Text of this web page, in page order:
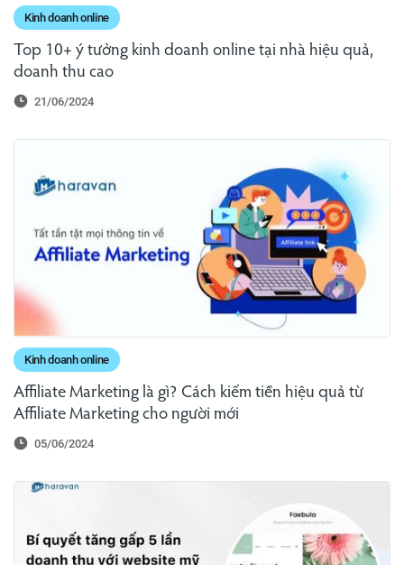
Kinh doanh online
Top 10+ ý tưởng kinh doanh online tại nhà hiệu quả,
doanh thu cao
21/06/2024
Kinh doanh online
Affiliate Marketing là gì? Cách kiếm tiền hiệu quả từ
Affiliate Marketing cho người mới
05/06/2024